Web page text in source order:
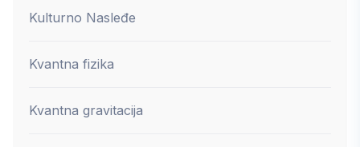
Kulturno Nasleđe
Kvantna fizika
Kvantna gravitacija